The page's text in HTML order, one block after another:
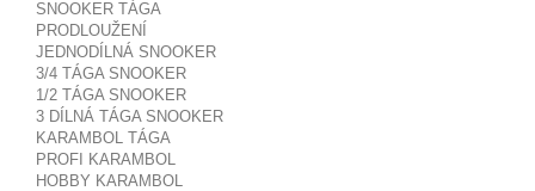
SNOOKER TÁGA
PRODLOUŽENÍ
JEDNODÍLNÁ SNOOKER
3/4 TÁGA SNOOKER
1/2 TÁGA SNOOKER
3 DÍLNÁ TÁGA SNOOKER
KARAMBOL TÁGA
PROFI KARAMBOL
HOBBY KARAMBOL